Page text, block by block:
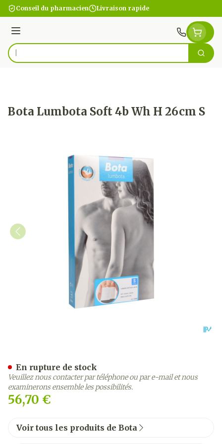
Aller au contenu
Conseil du pharmacien Livraison rapide
Menu
Rechercher
Bota Lumbota Soft 4b Wh H 26cm S
56,70 €
En rupture de stock
Veuillez nous contacter par téléphone ou par e-mail et nous
examinerons ensemble les possibilités.
Voir tous les produits de Bota